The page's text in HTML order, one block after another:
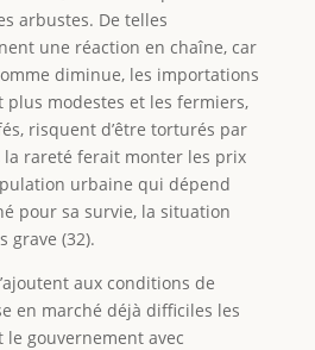
arbustes. De telles
une réaction en chaîne, car
diminue, les importations
modestes et les fermiers,
risquent d’être torturés par
la rareté ferait monter les prix
urbaine qui dépend
pour sa survie, la situation
grave (32).
aux conditions de
en marché déjà difficiles les
gouvernement avec